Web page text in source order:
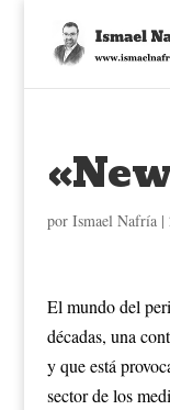
por Ismael Nafría|
El mundo del
décadas, una
y que está
sector de los